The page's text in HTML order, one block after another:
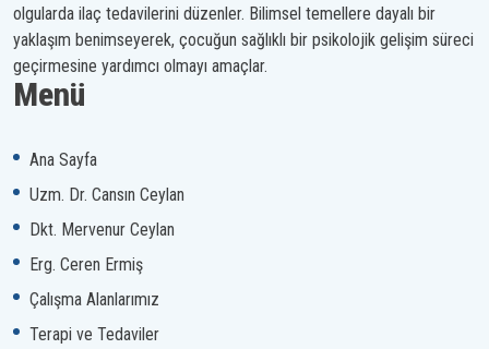
olgularda ilaç tedavilerini düzenler. Bilimsel temellere dayalı bir
yaklaşım benimseyerek, çocuğun sağlıklı bir psikolojik gelişim süreci
geçirmesine yardımcı olmayı amaçlar.
Menü
Ana Sayfa
Uzm. Dr. Cansın Ceylan
Dkt. Mervenur Ceylan
Erg. Ceren Ermiş
Çalışma Alanlarımız
Terapi ve Tedaviler